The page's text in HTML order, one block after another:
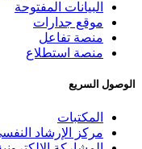
البيانات المفتوحة
موقع جدارات
منصة تفاعل
منصة استطلاع
الوصول السريع
المكتبات
مركز الإرشاد